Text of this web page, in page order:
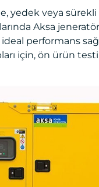
yedek veya sürekli
Aksa
performans
için, ön ürün